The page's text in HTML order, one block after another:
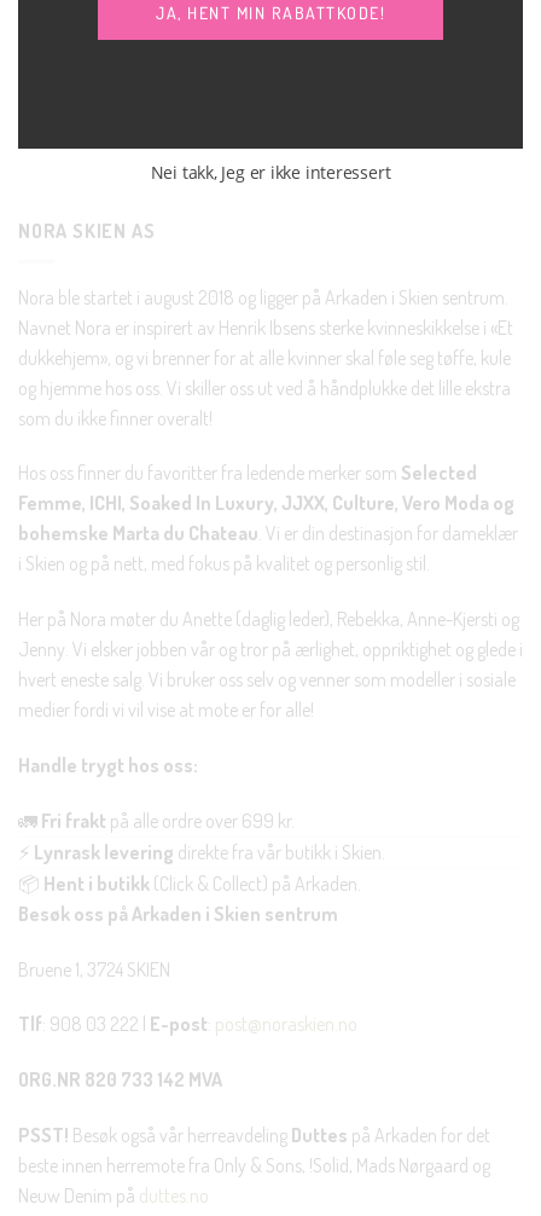
NORA SKIEN AS
Nora ble startet i august 2018 og ligger på Arkaden i Skien sentrum.
Navnet Nora er inspirert av Henrik Ibsens sterke kvinneskikkelse i «Et
dukkehjem», og vi brenner for at alle kvinner skal føle seg tøffe, kule
og hjemme hos oss. Vi skiller oss ut ved å håndplukke det lille ekstra
som du ikke finner overalt!
Hos oss finner du favoritter fra ledende merker som Selected
Femme, ICHI, Soaked In Luxury, JJXX, Culture, Vero Moda og
bohemske Marta du Chateau. Vi er din destinasjon for dameklær
i Skien og på nett, med fokus på kvalitet og personlig stil.
Her på Nora møter du Anette (daglig leder), Rebekka, Anne-Kjersti og
Jenny. Vi elsker jobben vår og tror på ærlighet, oppriktighet og glede i
hvert eneste salg. Vi bruker oss selv og venner som modeller i sosiale
medier fordi vi vil vise at mote er for alle!
Handle trygt hos oss:
🚛 Fri frakt på alle ordre over 699 kr.
⚡ Lynrask levering direkte fra vår butikk i Skien.
📦 Hent i butikk (Click & Collect) på Arkaden.
Besøk oss på Arkaden i Skien sentrum
Bruene 1, 3724 SKIEN
Tlf: 908 03 222 | E-post: post@noraskien.no
ORG.NR 820 733 142 MVA
PSST! Besøk også vår herreavdeling Duttes på Arkaden for det
beste innen herremote fra Only & Sons, !Solid, Mads Nørgaard og
Neuw Denim på duttes.no
JA, HENT MIN RABATTKODE!
Nei takk, Jeg er ikke interessert